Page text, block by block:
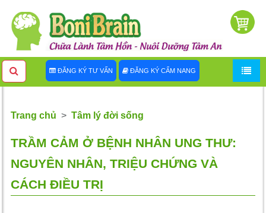
ĐĂNG KÝ TƯ VẤN ĐĂNG KÝ CẨM NANG
Trang chủ Tâm lý đời sống
TRẦM CẢM Ở BỆNH NHÂN UNG THƯ:
NGUYÊN NHÂN, TRIỆU CHỨNG VÀ
CÁCH ĐIỀU TRỊ